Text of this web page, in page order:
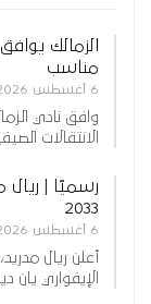
الزمالك
مناسب
6 أغسطس 2026
وافق نادي
الانتقالات
رسميًا | ريال
2033
6 أغسطس 2026
أعلن ريال
الإيفواري يان